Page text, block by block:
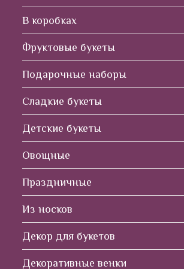
В коробках
Фруктовые букеты
Подарочные наборы
Сладкие букеты
Детские букеты
Овощные
Праздничные
Из носков
Декор для букетов
Декоративные венки